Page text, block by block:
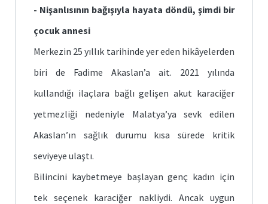
- Nişanlısının bağışıyla hayata döndü, şimdi bir
çocuk annesi
Merkezin 25 yıllık tarihinde yer eden hikâyelerden
biri de Fadime Akaslan’a ait. 2021 yılında
kullandığı ilaçlara bağlı gelişen akut karaciğer
yetmezliği nedeniyle Malatya’ya sevk edilen
Akaslan’ın sağlık durumu kısa sürede kritik
seviyeye ulaştı.
Bilincini kaybetmeye başlayan genç kadın için
tek seçenek karaciğer nakliydi. Ancak uygun